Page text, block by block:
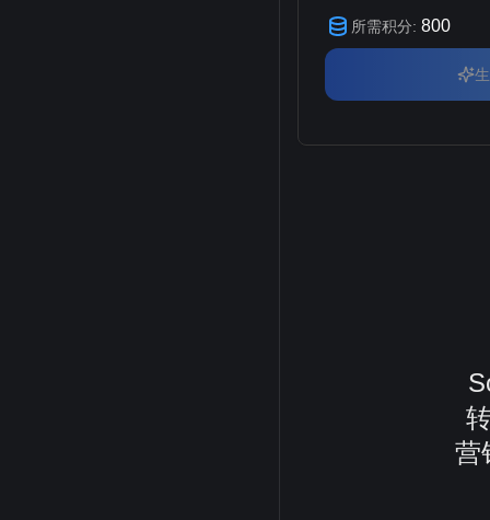
所需积分: 800
营